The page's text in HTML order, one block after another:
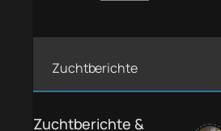
Zuchtberichte
Zuchtberichte &